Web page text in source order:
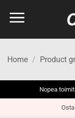
Home / Product
Nopea